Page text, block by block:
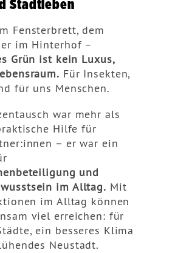
Stadtleben
Fensterbrett, dem
im Hinterhof –
Grün ist kein Luxus,
Für Insekten,
für uns Menschen.
war mehr als
Hilfe für
– er war ein
und
im Alltag. Mit
im Alltag können
viel erreichen: für
ein besseres Klima
Neustadt.